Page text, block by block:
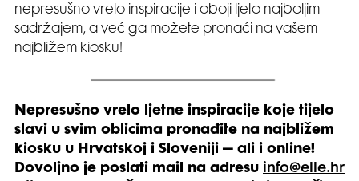
nepresušno vrelo inspiracije i oboji ljeto najboljim
sadržajem, a već ga možete pronaći na vašem
najbližem kiosku!
Nepresušno vrelo ljetne inspiracije koje tijelo
slavi u svim oblicima pronađite na najbližem
kiosku u Hrvatskoj i Sloveniji – ali i online!
Dovoljno je poslati mail na adresu
info@elle.hr